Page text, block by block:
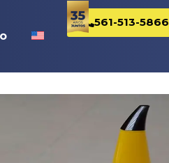
561-513-5866